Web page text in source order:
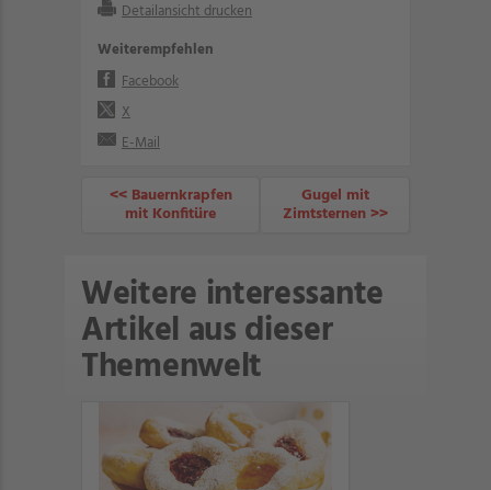
Detailansicht drucken
Weiterempfehlen
Facebook
X
E-Mail
<< Bauernkrapfen
mit Konfitüre
Gugel mit
Zimtsternen >>
Weitere interessante
Artikel aus dieser
Themenwelt